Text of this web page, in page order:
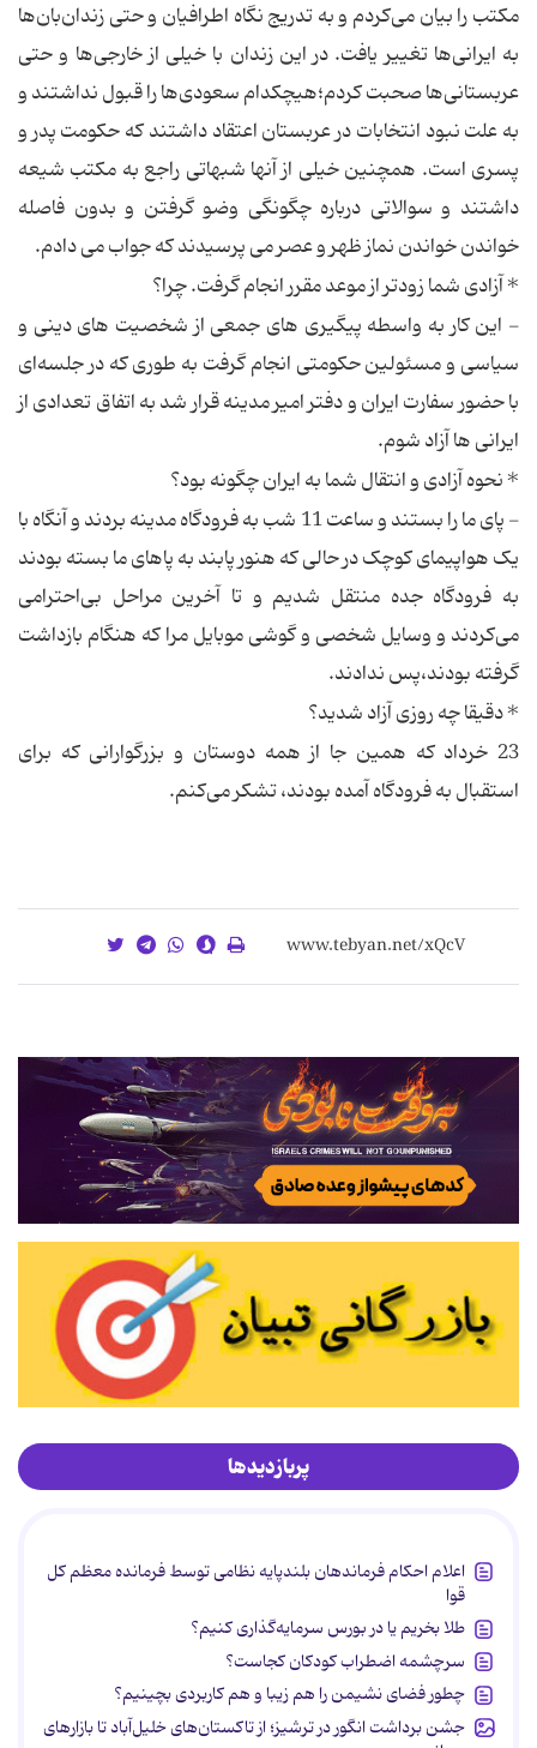
مکتب را بیان می‌کردم و به تدریج نگاه اطرافیان و حتی زندان‌بان‌ها
به ایرانی‌ها تغییر یافت. در این زندان با خیلی از خارجی‌ها و حتی
عربستانی‌ها صحبت کردم؛هیچکدام سعودی‌ها را قبول نداشتند و
به علت نبود انتخابات در عربستان اعتقاد داشتند که حکومت پدر و
پسری است. همچنین خیلی از آنها شبهاتی راجع به مکتب شیعه
داشتند و سوالاتی درباره چگونگی وضو گرفتن و بدون فاصله
خواندن خواندن نماز ظهر و عصر می پرسیدند که جواب می دادم.
* آزادی شما زودتر از موعد مقرر انجام گرفت. چرا؟
- این کار به واسطه پیگیری های جمعی از شخصیت های دینی و
سیاسی و مسئولین حکومتی انجام گرفت به طوری که در جلسه‌ای
با حضور سفارت ایران و دفتر امیر مدینه قرار شد به اتفاق تعدادی از
ایرانی ها آزاد شوم.
* نحوه آزادی و انتقال شما به ایران چگونه بود؟
- پای ما را بستند و ساعت 11 شب به فرودگاه مدینه بردند و آنگاه با
یک هواپیمای کوچک در حالی که هنور پا‌بند به پاهای ما بسته بودند
به فرودگاه جده منتقل شدیم و تا آخرین مراحل بی‌احترامی
می‌کردند و وسایل شخصی و گوشی موبایل مرا که هنگام بازداشت
گرفته بودند،پس ندادند.
* دقیقا چه روزی آزاد شدید؟
23 خرداد که همین جا از همه دوستان و بزرگوارانی که برای
استقبال به فرودگاه آمده بودند، تشکر می‌کنم.
پربازدیدها
اعلام احکام فرماندهان بلندپایه نظامی توسط فرمانده معظم کل
قوا
طلا بخریم یا در بورس سرمایه‌گذاری کنیم؟
سرچشمه اضطراب کودکان کجاست؟
چطور فضای نشیمن را هم زیبا و هم کاربردی بچینیم؟
جشن برداشت انگور در ترشیز؛ از تاکستان‌های خلیل‌آباد تا بازارهای